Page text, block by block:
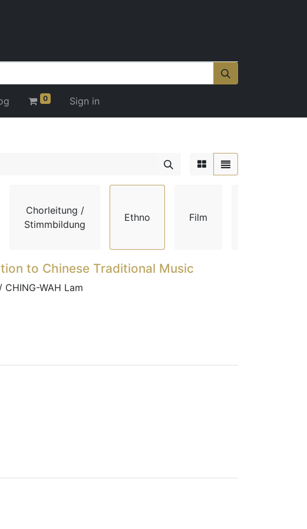
0 Sign in
Chorleitung /
Stimmbildung
Ethno Film
to Chinese Traditional Music
CHING-WAH Lam